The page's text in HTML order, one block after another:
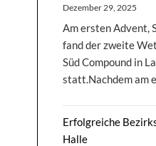
Dezember 29, 2025
Am ersten Advent,
fand der zweite
Süd Compound in
statt.Nachdem am
Erfolgreiche
Halle